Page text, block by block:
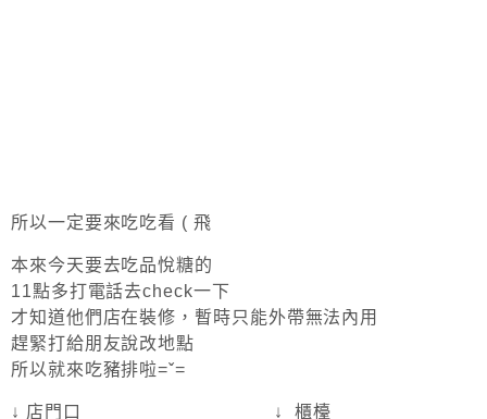
所以一定要來吃吃看 ( 飛
本來今天要去吃品悅糖的
11點多打電話去check一下
才知道他們店在裝修，暫時只能外帶無法內用
趕緊打給朋友說改地點
所以就來吃豬排啦=ˇ=
↓ 店門口 ↓ 櫃檯